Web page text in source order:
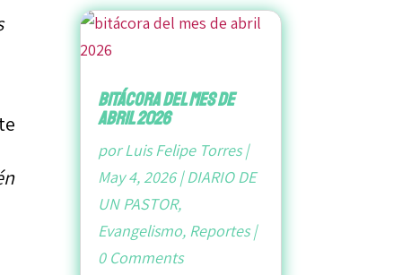
bitácora del mes de
abril 2026
porLuis Felipe Torres|
May 4, 2026|DIARIO DE
UN PASTOR,
Evangelismo, Reportes|
0 Comments